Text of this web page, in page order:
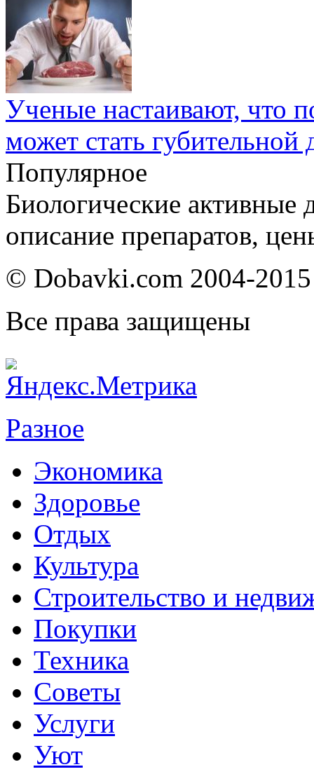
Ученые настаивают, что
может стать губительной
Популярное
Биологические активные
описание препаратов,
© Dobavki.com 2004-2015
Все права защищены
Разное
Экономика
Здоровье
Отдых
Культура
Строительство и
Покупки
Техника
Советы
Услуги
Уют